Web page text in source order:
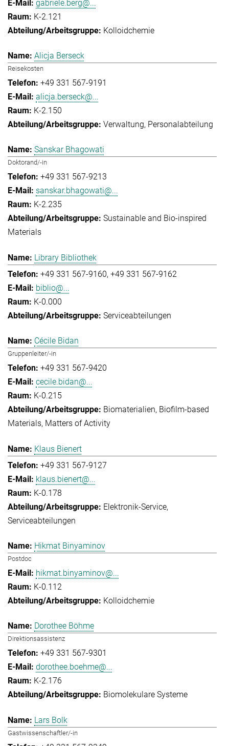
gabriele.berg@...
K-2.121
Kolloidchemie
Alicja Berseck
Reisekosten
+49 331 567-9191
alicja.berseck@...
K-2.150
Verwaltung Personalabteilung
Sanskar Bhagowati
Doktorand/-in
+49 331 567-9213
sanskar.bhagowati@...
K-2.235
Sustainable and Bio-inspired
Materials
Library Bibliothek
+49 331 567-9160 +49 331 567-9162
biblio@...
K-0.000
Serviceabteilungen
Cécile Bidan
Gruppenleiter/-in
+49 331 567-9420
cecile.bidan@...
K-0.215
Biomaterialien Biofilm-based
Materials Matters of Activity
Klaus Bienert
+49 331 567-9127
klaus.bienert@...
K-0.178
Elektronik-Service
Serviceabteilungen
Hikmat Binyaminov
Postdoc
hikmat.binyaminov@...
K-0.112
Kolloidchemie
Dorothee Böhme
Direktionsassistenz
+49 331 567-9301
dorothee.boehme@...
K-2.176
Biomolekulare Systeme
Lars Bolk
Gastwissenschaftler/-in